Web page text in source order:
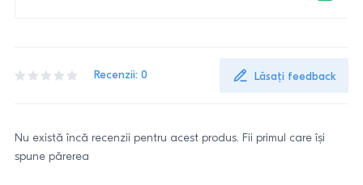
Recenzii: 0 Lăsați feedback
Nu există încă recenzii pentru acest produs. Fii primul care își
spune părerea